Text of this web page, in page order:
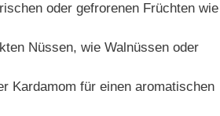
oder gefrorenen Früchten wie
Nüssen, wie Walnüssen oder
Kardamom für einen aromatischen